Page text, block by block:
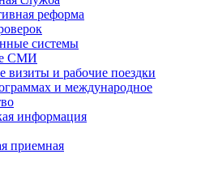
реформа
системы
СМИ
и рабочие поездки
и международное
информация
приемная